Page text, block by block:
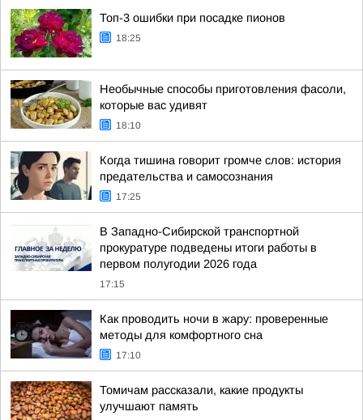
Топ-3 ошибки при посадке пионов
18:25
Необычные способы приготовления фасоли,
которые вас удивят
18:10
Когда тишина говорит громче слов: история
предательства и самосознания
17:25
В Западно-Сибирской транспортной
прокуратуре подведены итоги работы в
первом полугодии 2026 года
17:15
Как проводить ночи в жару: проверенные
методы для комфортного сна
17:10
Томичам рассказали, какие продукты
улучшают память